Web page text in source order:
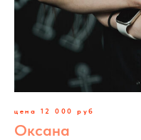
цена 12 000 руб
Оксана